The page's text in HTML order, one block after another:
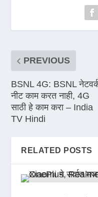
PREVIOUS
BSNL 4G: BSNL
नीट काम करत नाही, 4G
साठी हे काम करा – India
TV Hindi
RELATED POSTS